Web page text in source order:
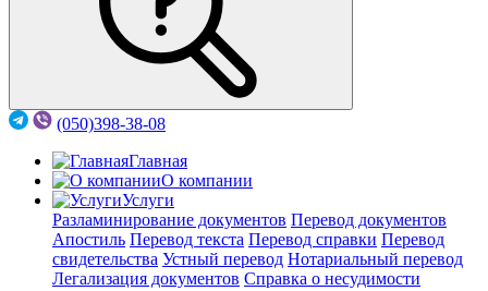
(050)398-38-08
Главная
О компании
Услуги
Разламинирование документов Перевод документов
Апостиль Перевод текста Перевод справки Перевод
свидетельства Устный перевод Нотариальный перевод
Легализация документов Справка о несудимости